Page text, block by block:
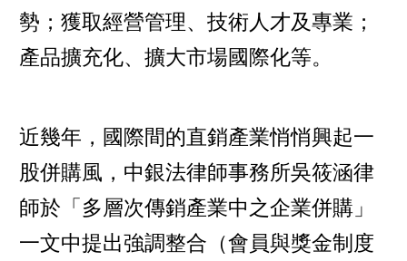
勢；獲取經營管理、技術人才及專業；
產品擴充化、擴大市場國際化等。
近幾年，國際間的直銷產業悄悄興起一
股併購風，中銀法律師事務所吳筱涵律
師於「多層次傳銷產業中之企業併購」
一文中提出強調整合（會員與獎金制度